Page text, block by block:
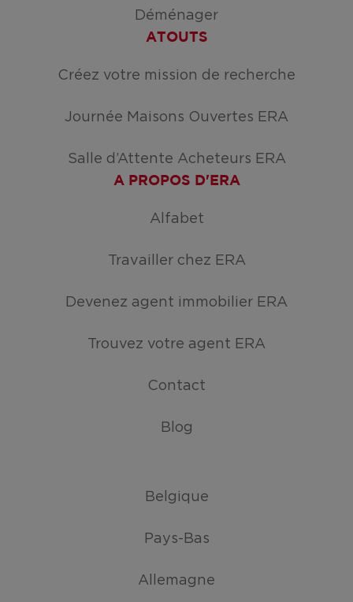
Déménager
ATOUTS
Créez votre mission de recherche
Journée Maisons Ouvertes ERA
Salle d’Attente Acheteurs ERA
A PROPOS D'ERA
Alfabet
Travailler chez ERA
Devenez agent immobilier ERA
Trouvez votre agent ERA
Contact
Blog
Belgique
Pays-Bas
Allemagne